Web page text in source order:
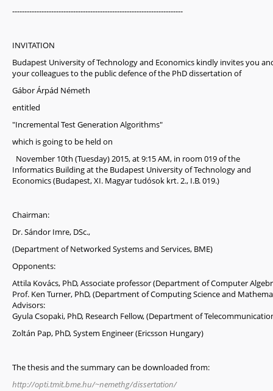
----------------------------------------------------------------------
INVITATION
Budapest University of Technology and Economics kindly invites you
your colleagues to the public defence of the PhD dissertation of
Gábor Árpád Németh
entitled
"Incremental Test Generation Algorithms"
which is going to be held on
November 10th (Tuesday) 2015, at 9:15 AM, in room 019 of the
Informatics Building at the Budapest University of Technology and
Economics (Budapest, XI. Magyar tudósok krt. 2., I.B. 019.)
Chairman:
Dr. Sándor Imre, DSc.,
(Department of Networked Systems and Services, BME)
Opponents:
Attila Kovács, PhD, Associate professor (Department of Computer
Prof. Ken Turner, PhD, (Department of Computing Science and
Advisors:
Gyula Csopaki, PhD, Research Fellow, (Department of
Zoltán Pap, PhD, System Engineer (Ericsson Hungary)
The thesis and the summary can be downloaded from:
http://opti.tmit.bme.hu/~nemethg/dissertation/